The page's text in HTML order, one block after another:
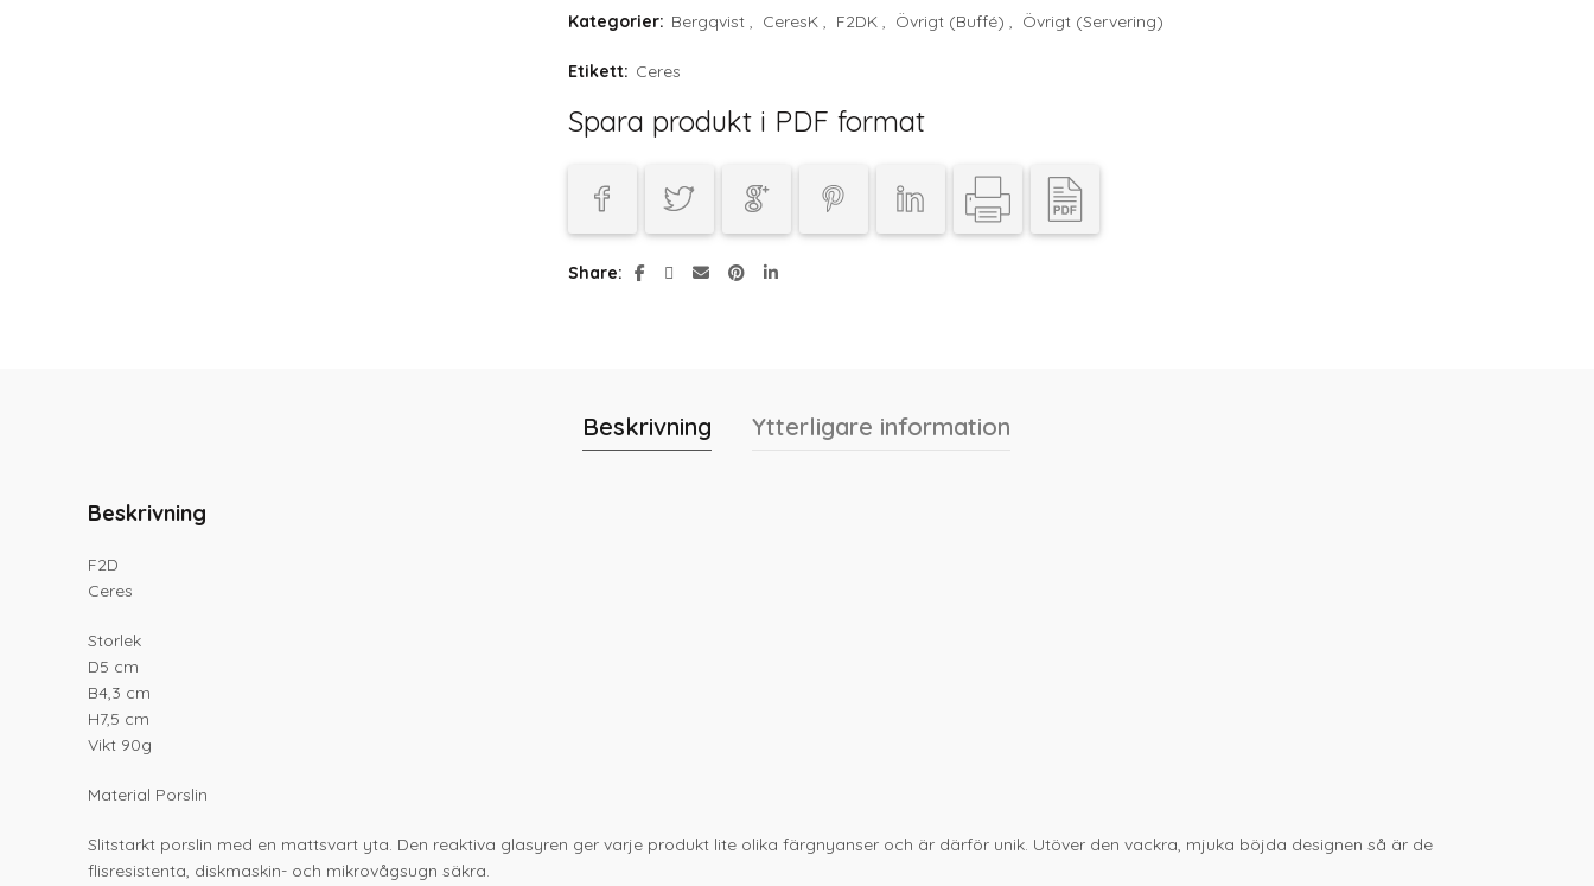
Kategorier: Bergqvist , CeresK , F2DK , Övrigt (Buffé) , Övrigt (Servering)
Etikett: Ceres
Spara produkt i PDF format
Share
Beskrivning Ytterligare information
Beskrivning
F2D
Ceres
Storlek
D5 cm
B4,3 cm
H7,5 cm
Vikt 90g
Material Porslin
Slitstarkt porslin med en mattsvart yta. Den reaktiva glasyren ger varje produkt lite olika färgnyanser och är därför unik. Utöver den vackra, mjuka böjda designen så är de
flisresistenta, diskmaskin- och mikrovågsugn säkra.